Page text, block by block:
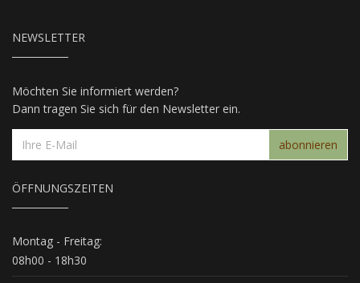
NEWSLETTER
Möchten Sie informiert werden?
Dann tragen Sie sich für den Newsletter ein.
abonnieren
ÖFFNUNGSZEITEN
Montag - Freitag:
08h00 - 18h30